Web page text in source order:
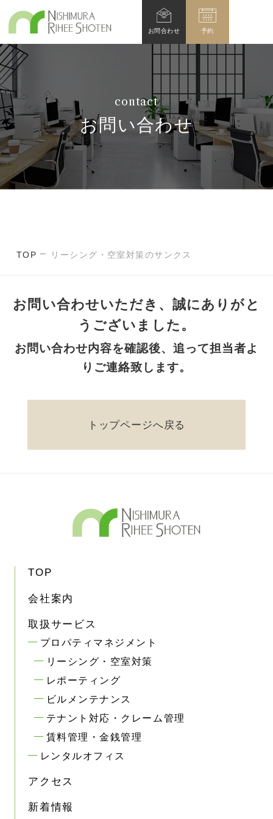
お問合わせ 予約
お問い合わせ
contact
TOP リーシング・空室対策のサンクス
お問い合わせいただき、誠にありがと
うございました。
お問い合わせ内容を確認後、追って担当者よ
りご連絡致します。
トップページへ戻る
TOP
会社案内
取扱サービス
プロパティマネジメント
リーシング・空室対策
レポーティング
ビルメンテナンス
テナント対応・クレーム管理
賃料管理・金銭管理
レンタルオフィス
アクセス
新着情報